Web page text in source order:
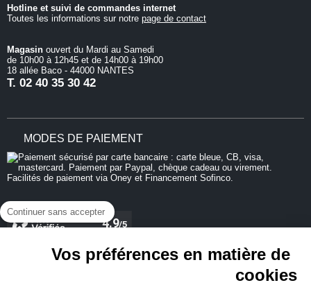
Continuer sans accepter
Vos préférences en matière de
cookies
Hotline et suivi de commandes internet
Toutes les informations sur notre page de contact
Magasin ouvert du Mardi au Samedi
de 10h00 à 12h45 et de 14h00 à 19h00
18 allée Baco - 44000 NANTES
T. 02 40 35 30 42
MODES DE PAIEMENT